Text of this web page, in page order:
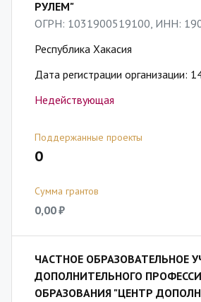
РУЛЕМ"
ОГРН: 1031900519100, ИНН:
Республика Хакасия
Дата регистрации организации:
Недействующая
Поддержанные проекты
0
Сумма грантов
0,00 ₽
ЧАСТНОЕ ОБРАЗОВАТЕЛЬНОЕ
ДОПОЛНИТЕЛЬНОГО
ОБРАЗОВАНИЯ "ЦЕНТР